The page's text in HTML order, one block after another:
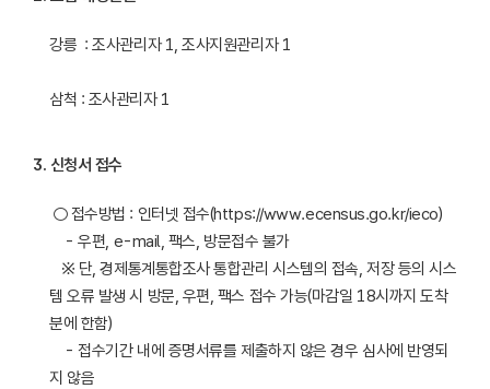
강릉  : 조사관리자 1, 조사지원관리자 1
삼척 : 조사관리자 1
3. 신청서 접수
템 오류 발생 시 방문, 우편, 팩스 접수 가능(마감일 18시까지 도착
분에 한함)
지 않음